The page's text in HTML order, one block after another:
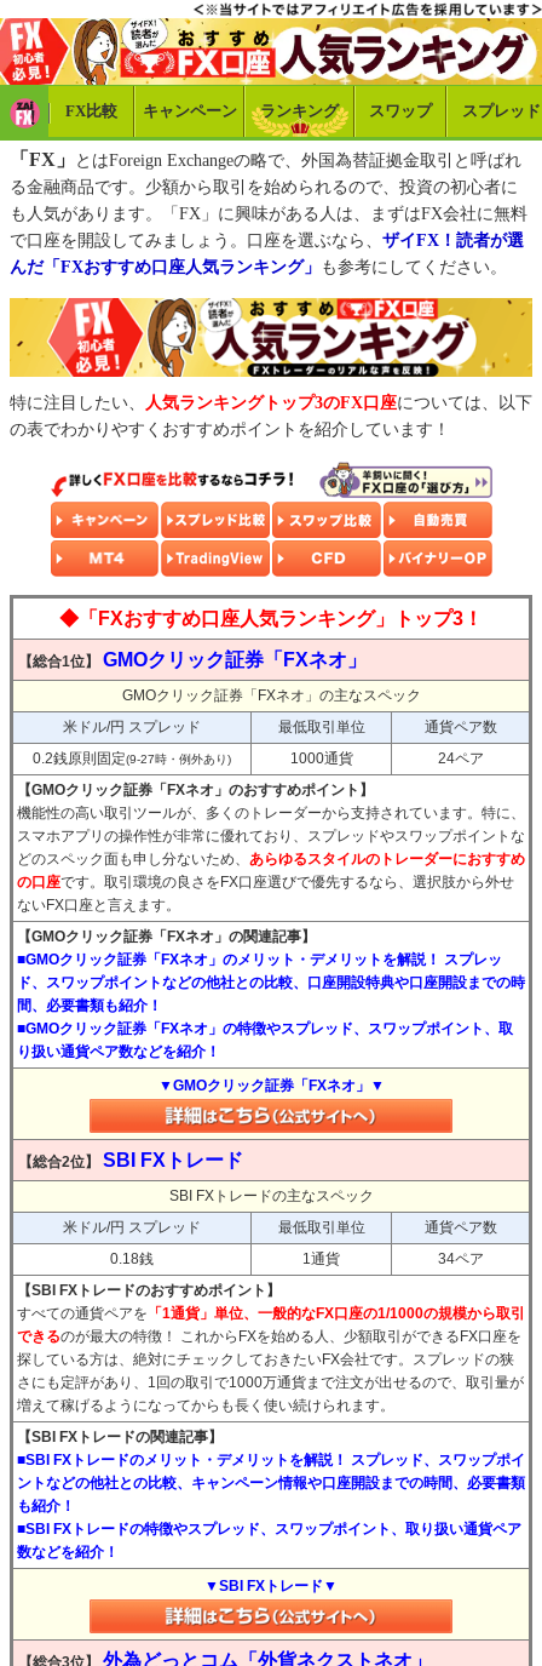
FX比較 キャンペーン ランキング スワップ スプレッド
「FX」
とはForeign Exchangeの略で、外国為替証拠金取引と呼ばれ
る金融商品です。少額から取引を始められるので、投資の初心者に
も人気があります。「FX」に興味がある人は、まずはFX会社に無料
で口座を開設してみましょう。口座を選ぶなら、 ザイFX！読者が選
んだ「FXおすすめ口座人気ランキング」 も参考にしてください。
特に注目したい、 人気ランキングトップ3のFX口座については、以下
の表でわかりやすくおすすめポイントを紹介しています！
◆「FXおすすめ口座人気ランキング」トップ3！
【総合1位】 GMOクリック証券「FXネオ」
GMOクリック証券「FXネオ」の主なスペック
米ドル/円 スプレッド
最低取引単位
通貨ペア数
0.2銭原則固定(9-27時・例外あり) 1000通貨
24ペア
【GMOクリック証券「FXネオ」のおすすめポイント】
機能性の高い取引ツールが、多くのトレーダーから支持されています。特に、
スマホアプリの操作性が非常に優れており、スプレッドやスワップポイントな
どのスペック面も申し分ないため、 あらゆるスタイルのトレーダーにおすすめ
の口座です。取引環境の良さをFX口座選びで優先するなら、選択肢から外せ
ないFX口座と言えます。
【GMOクリック証券「FXネオ」の関連記事】
■GMOクリック証券「FXネオ」のメリット・デメリットを解説！ スプレッ
ド、スワップポイントなどの他社との比較、口座開設特典や口座開設までの時
間、必要書類も紹介！
■GMOクリック証券「FXネオ」の特徴やスプレッド、スワップポイント、取
り扱い通貨ペア数などを紹介！
▼GMOクリック証券「FXネオ」▼
【総合2位】 SBI FXトレード
SBI FXトレードの主なスペック
米ドル/円 スプレッド
最低取引単位
通貨ペア数
0.18銭
1通貨
34ペア
【SBI FXトレードのおすすめポイント】
すべての通貨ペアを 「1通貨」単位、一般的なFX口座の1/1000の規模から取引
できるのが最大の特徴！ これからFXを始める人、少額取引ができるFX口座を
探している方は、絶対にチェックしておきたいFX会社です。スプレッドの狭
さにも定評があり、1回の取引で1000万通貨まで注文が出せるので、取引量が
増えて稼げるようになってからも長く使い続けられます。
【SBI FXトレードの関連記事】
■SBI FXトレードのメリット・デメリットを解説！ スプレッド、スワップポイ
ントなどの他社との比較、キャンペーン情報や口座開設までの時間、必要書類
も紹介！
■SBI FXトレードの特徴やスプレッド、スワップポイント、取り扱い通貨ペア
数などを紹介！
▼SBI FXトレード▼
【総合3位】 外為どっとコム「外貨ネクストネオ」